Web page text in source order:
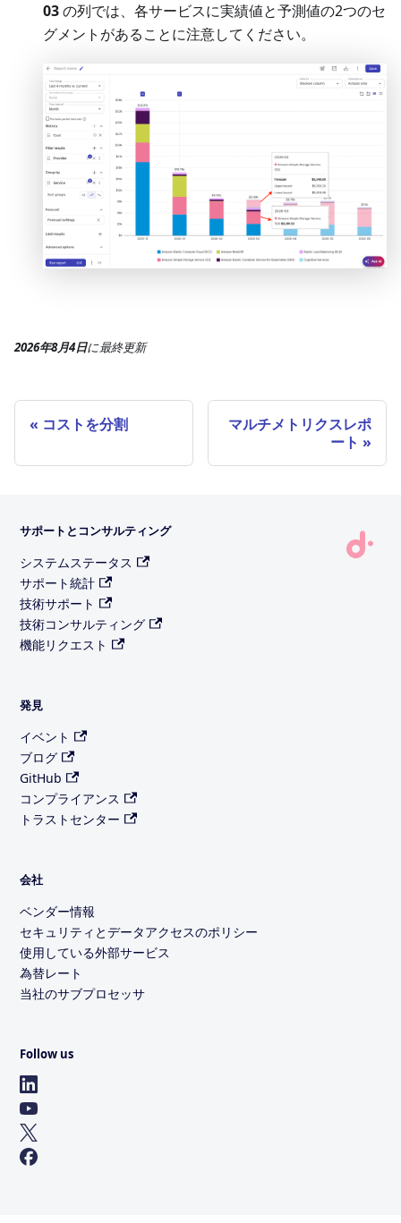
03の列では、各サービスに実績値と予測値の2つのセ
グメントがあることに注意してください。
2026年8月4日に最終更新
コストを分割
マルチメトリクスレポ
ート
サポートとコンサルティング
システムステータス
サポート統計
技術サポート
技術コンサルティング
機能リクエスト
発見
イベント
ブログ
GitHub
コンプライアンス
トラストセンター
会社
ベンダー情報
セキュリティとデータアクセスのポリシー
使用している外部サービス
為替レート
当社のサブプロセッサ
Follow us